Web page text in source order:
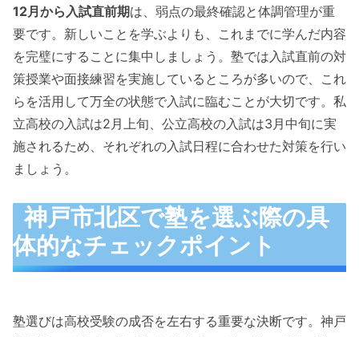
12月から入試直前期は、弱点の最終確認と体調管理が重
要です。新しいことを学ぶよりも、これまでに学んだ内容
を完璧にすることに集中しましょう。塾では入試直前の対
策授業や面接練習を実施しているところが多いので、これ
らを活用して万全の状態で入試に臨むことが大切です。私
立高校の入試は2月上旬、公立高校の入試は3月中旬に実
施されるため、それぞれの入試日程に合わせた対策を行い
ましょう。
神戸市北区で塾を選ぶ際の具
体的なチェックポイント
塾選びは高校受験の成否を左右する重要な決断です。神戸